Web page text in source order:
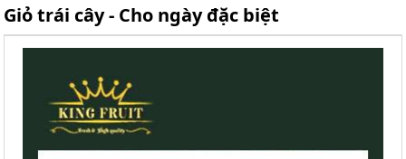
Giỏ trái cây - Cho ngày đặc biệt